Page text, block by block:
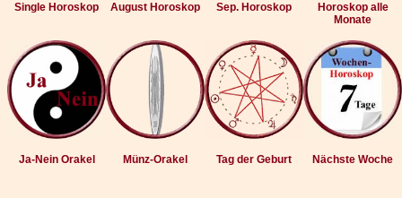
Single Horoskop August Horoskop Sep. Horoskop
Horoskop alle
Monate
Ja-Nein Orakel Münz-Orakel Tag der Geburt Nächste Woche